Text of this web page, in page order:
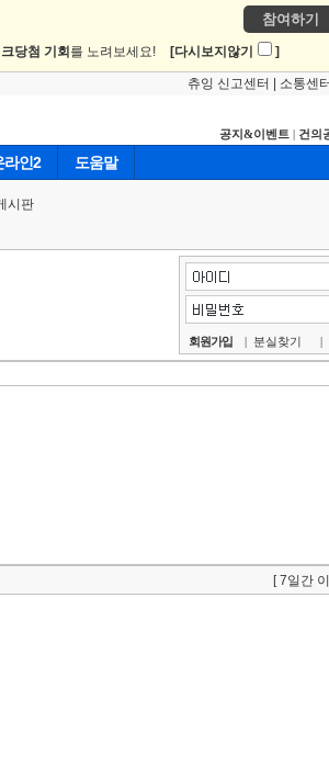
참여하기
당첨 기회 를 노려보세요! [다시보지않기 ]
츄잉 신고센터 소통센터
공지&이벤트 | 건의
라인2 도움말
시판
회원가입 | 분실찾기 |
[ 7일간